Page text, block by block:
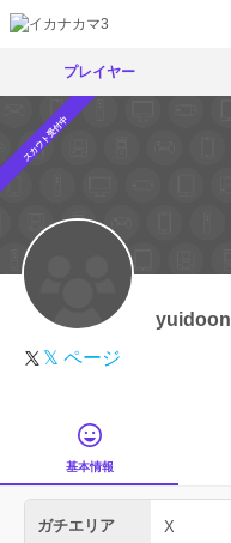
プレイヤー
スカウト受付中
yuidoon
𝕏 ページ
基本情報
ガチエリア X